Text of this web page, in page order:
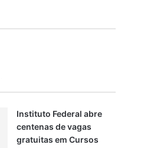
Instituto Federal abre
centenas de vagas
gratuitas em Cursos